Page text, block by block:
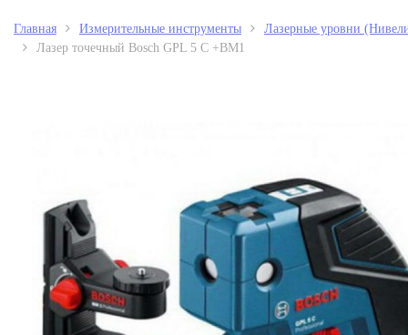
Главная Измерительные инструменты
Лазерные уровни
Лазер точечный Bosch GPL 5 С +BM1